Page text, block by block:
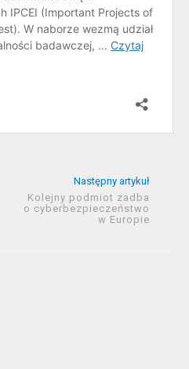
Następny artykuł
Kolejny podmiot zadba
o cyberbezpieczeństwo
w Europie